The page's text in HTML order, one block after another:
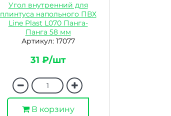
Угол внутренний для
плинтуса напольного ПВХ
Line Plast L070 Панга-
Панга 58 мм
Артикул: 17077
31 ₽/шт
В корзину